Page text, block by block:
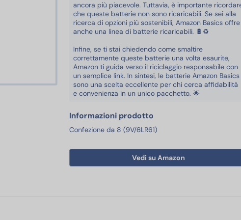
ancora più piacevole. Tuttavia, è importante
che queste batterie non sono ricaricabili. Se sei alla
ricerca di opzioni più sostenibili, Amazon Basics offre
anche una linea di batterie ricaricabili. 🔋♻️
Infine, se ti stai chiedendo come smaltire
correttamente queste batterie una volta esaurite,
Amazon ti guida verso il riciclaggio responsabile con
un semplice link. In sintesi, le batterie Amazon Basics
sono una scelta eccellente per chi cerca affidabilità
e convenienza in un unico pacchetto. 🌟
Informazioni prodotto
Confezione da 8 (9V/6LR61)
Vedi su Amazon